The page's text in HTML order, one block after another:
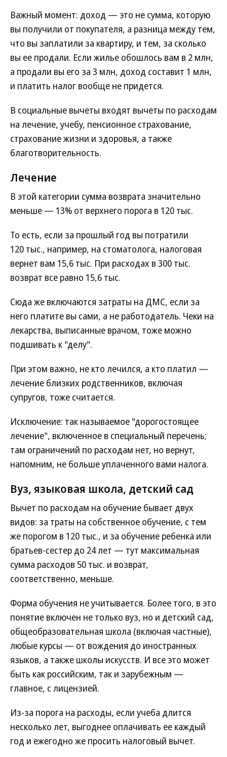
Важный момент: доход — это не сумма, которую
вы получили от покупателя, а разница между тем,
что вы заплатили за квартиру, и тем, за сколько
вы ее продали. Если жилье обошлось вам в 2 млн,
а продали вы его за 3 млн, доход составит 1 млн,
и платить налог вообще не придется.
В социальные вычеты входят вычеты по расходам
на лечение, учебу, пенсионное страхование,
страхование жизни и здоровья, а также
благотворительность.
Лечение
В этой категории сумма возврата значительно
меньше — 13% от верхнего порога в 120 тыс.
То есть, если за прошлый год вы потратили
120 тыс., например, на стоматолога, налоговая
вернет вам 15,6 тыс. При расходах в 300 тыс.
возврат все равно 15,6 тыс.
Сюда же включаются затраты на ДМС, если за
него платите вы сами, а не работодатель. Чеки на
лекарства, выписанные врачом, тоже можно
подшивать к "делу".
При этом важно, не кто лечился, а кто платил —
лечение близких родственников, включая
супругов, тоже считается.
Исключение: так называемое "дорогостоящее
лечение", включенное в специальный перечень;
там ограничений по расходам нет, но вернут,
напомним, не больше уплаченного вами налога.
Вуз, языковая школа, детский сад
Вычет по расходам на обучение бывает двух
видов: за траты на собственное обучение, с тем
же порогом в 120 тыс., и за обучение ребенка или
братьев-сестер до 24 лет — тут максимальная
сумма расходов 50 тыс. и возврат,
соответственно, меньше.
Форма обучения не учитывается. Более того, в это
понятие включен не только вуз, но и детский сад,
общеобразовательная школа (включая частные),
любые курсы — от вождения до иностранных
языков, а также школы искусств. И все это может
быть как российским, так и зарубежным —
главное, с лицензией.
Из-за порога на расходы, если учеба длится
несколько лет, выгоднее оплачивать ее каждый
год и ежегодно же просить налоговый вычет.